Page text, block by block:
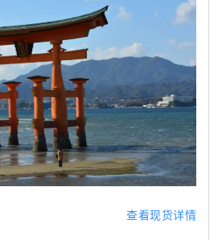
查看现货详情